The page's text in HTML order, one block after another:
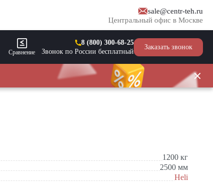
sale@centr-teh.ru
Центральный офис в Москве
Сравнение
8 (800) 300-68-25
Звонок по России бесплатный
Заказать звонок
1200 кг
2500 мм
Heli